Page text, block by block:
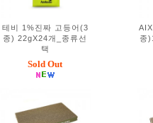
테비 1%진짜 고등어(3
종) 22gX24개_종류선
택
Sold Out
종